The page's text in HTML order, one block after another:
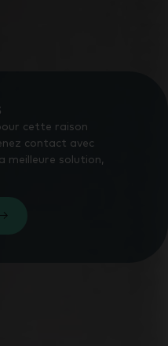
cette raison
contact avec
meilleure solution,